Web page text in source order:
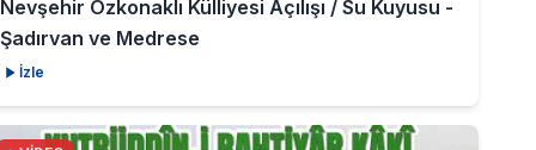
Nevşehir Özkonaklı Külliyesi Açılışı / Su Kuyusu -
Şadırvan ve Medrese
İzle